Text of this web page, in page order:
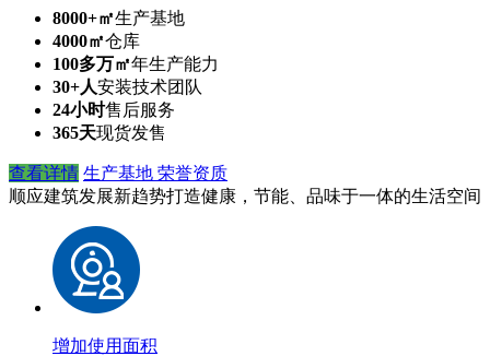
8000+㎡生产基地
4000㎡仓库
100多万㎡年生产能力
30+人安装技术团队
24小时售后服务
365天现货发售
查看详情 生产基地 荣誉资质
顺应建筑发展新趋势打造健康，节能、品味于一体的生活空间
增加使用面积